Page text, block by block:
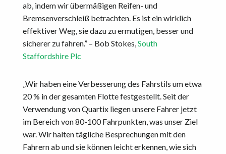
ab, indem wir übermäßigen Reifen- und
Bremsenverschleiß betrachten. Es ist ein wirklich
effektiver Weg, sie dazu zu ermutigen, besser und
sicherer zu fahren.” – Bob Stokes,South
Staffordshire Plc
„Wir haben eine Verbesserung des Fahrstils um etwa
20 % in der gesamten Flotte festgestellt. Seit der
Verwendung von Quartix liegen unsere Fahrer jetzt
im Bereich von 80-100 Fahrpunkten, was unser Ziel
war. Wir halten tägliche Besprechungen mit den
Fahrern ab und sie können leicht erkennen, wie sich